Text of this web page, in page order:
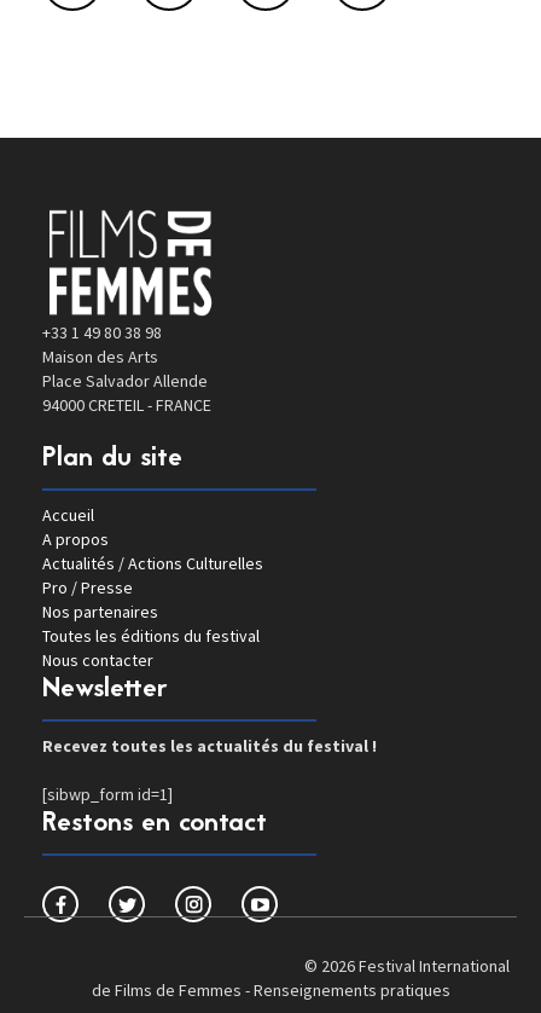
+33 1 49 80 38 98
Maison des Arts
Place Salvador Allende
94000 CRETEIL - FRANCE
Plan du site
Accueil
A propos
Actualités / Actions Culturelles
Pro / Presse
Nos partenaires
Toutes les éditions du festival
Nous contacter
Newsletter
Recevez toutes les actualités du festival !
[sibwp_form id=1]
Restons en contact
© 2026 Festival International
de Films de Femmes -Renseignements pratiques